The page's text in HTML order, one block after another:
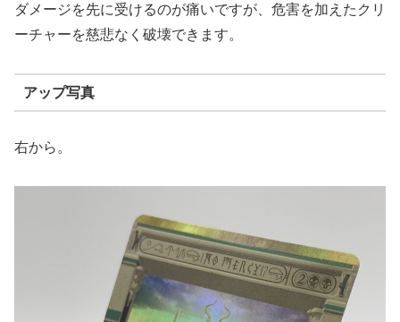
ダメージを先に受けるのが痛いですが、危害を加えたクリ
ーチャーを慈悲なく破壊できます。
アップ写真
右から。